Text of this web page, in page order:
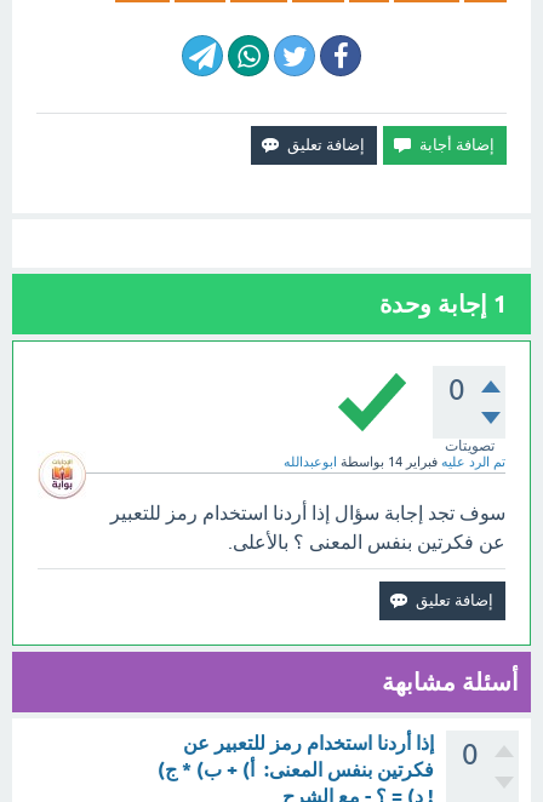
1 إجابة وحدة
0
تصويتات
تم الرد عليه فبراير 14 بواسطة ابوعبدالله
سوف تجد إجابة سؤال إذا أردنا استخدام رمز للتعبير
عن فكرتين بنفس المعنى ؟ بالأعلى.
أسئلة مشابهة
0
إذا أردنا استخدام رمز للتعبير عن
فكرتين بنفس المعنى: أ) + ب) * ج)
! د) = ؟ - مع الشرح